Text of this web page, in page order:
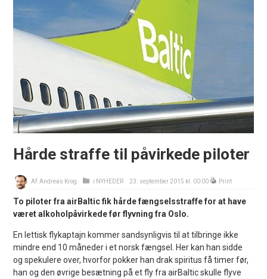
Hårde straffe til påvirkede piloter
Af:Andreas Krog i NYHEDER 23. september 2015 kl. 00:00 Print
To piloter fra airBaltic fik hårde fængselsstraffe for at have
været alkoholpåvirkede før flyvning fra Oslo.
En lettisk flykaptajn kommer sandsynligvis til at tilbringe ikke
mindre end 10 måneder i et norsk fængsel. Her kan han sidde
og spekulere over, hvorfor pokker han drak spiritus få timer før,
han og den øvrige besætning på et fly fra airBaltic skulle flyve